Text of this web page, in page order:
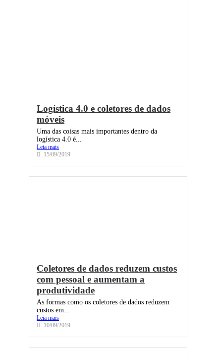
Logística 4.0 e coletores de dados
móveis
Uma das coisas mais importantes dentro da
logística 4.0 é...
Leia mais
15/09/2019
Coletores de dados reduzem custos
com pessoal e aumentam a
produtividade
As formas como os coletores de dados reduzem
custos em...
Leia mais
10/09/2019